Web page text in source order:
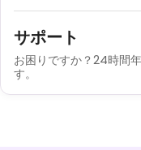
サポート
お困りですか？24時間
す。